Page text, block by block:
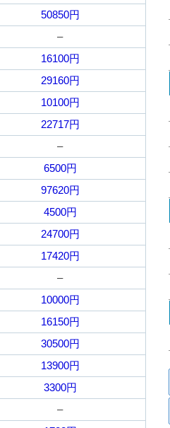
50850円
–
16100円
29160円
10100円
22717円
–
6500円
97620円
4500円
24700円
17420円
–
10000円
16150円
30500円
13900円
3300円
–